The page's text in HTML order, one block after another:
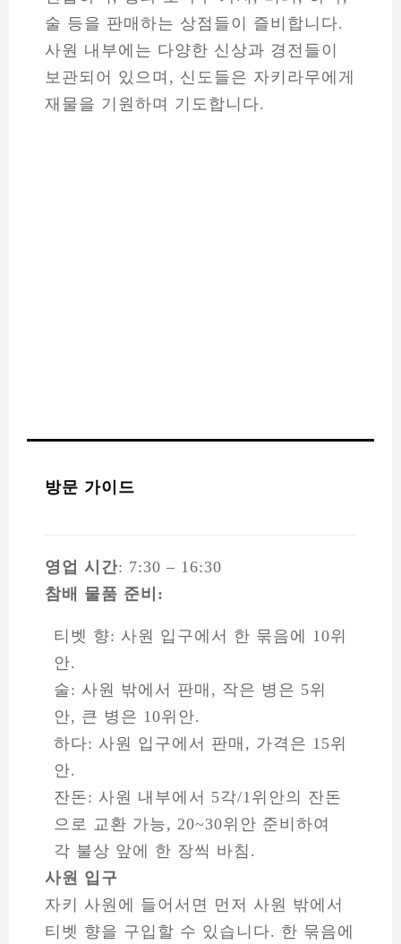
술 등을 판매하는 상점들이 즐비합니다.
사원 내부에는 다양한 신상과 경전들이
보관되어 있으며, 신도들은 자키라무에게
재물을 기원하며 기도합니다.
방문 가이드
영업 시간: 7:30 – 16:30
참배 물품 준비:
티벳 향: 사원 입구에서 한 묶음에 10위
안.
술: 사원 밖에서 판매, 작은 병은 5위
안, 큰 병은 10위안.
하다: 사원 입구에서 판매, 가격은 15위
안.
잔돈: 사원 내부에서 5각/1위안의 잔돈
으로 교환 가능, 20~30위안 준비하여
각 불상 앞에 한 장씩 바침.
사원 입구
자키 사원에 들어서면 먼저 사원 밖에서
티벳 향을 구입할 수 있습니다. 한 묶음에